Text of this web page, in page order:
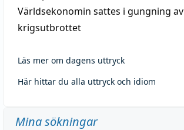
Världsekonomin sattes i gungning av
krigsutbrottet
Läs mer om dagens uttryck
Här hittar du alla uttryck och idiom
Mina sökningar